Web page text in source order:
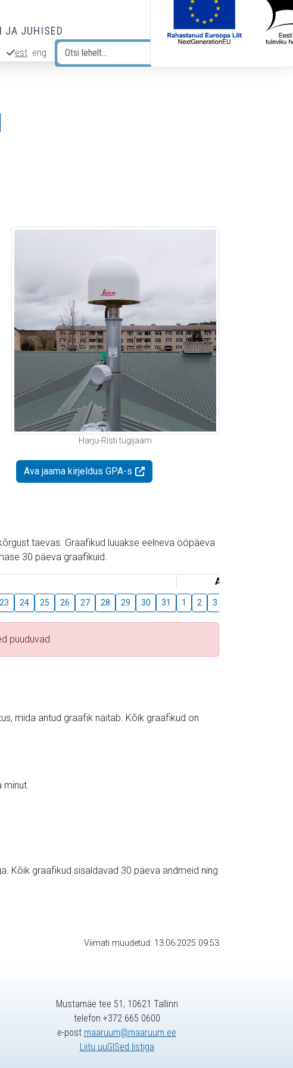
JA JUHISED
est eng
Harju-Risti tugijaam
Ava jaama kirjeldus GPA-s
taevas. Graafikud luuakse eelneva ööpäeva
30 päeva graafikuid.
August
23 24 25 26 27 28 29 30 31 1 2 3
puuduvad
mida antud graafik näitab. Kõik graafikud on
Kõik graafikud sisaldavad 30 päeva andmeid ning
Viimati muudetud: 13.06.2025 09:53
Mustamäe tee 51, 10621 Tallinn
telefon +372 665 0600
e-post maaruum@maaruum.ee
Liitu uuGISed listiga